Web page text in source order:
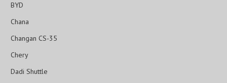
BYD
Chana
Changan CS-35
Chery
Dadi Shuttle